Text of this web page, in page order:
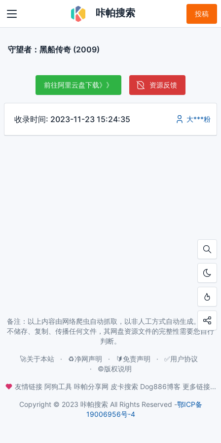
咔帕搜索 投稿
守望者：黑船传奇 (2009)
前往阿里云盘下载》》 资源反馈
收录时间: 2023-11-23 15:24:35 大***粉
备注：以上内容由网络爬虫自动抓取，以非人工方式自动生成。本站
不储存、复制、传播任何文件，其网盘资源文件的完整性需要您自行
判断。
🚀关于本站 ♻️净网声明 🔰免责声明
✅用户协议
©️版权说明
友情链接 阿狗工具 咔帕分享网 皮卡搜索 Dog886博客 更多链接...
Copyright © 2023 咔帕搜索 All Rights Reserved -鄂ICP备
19006956号-4